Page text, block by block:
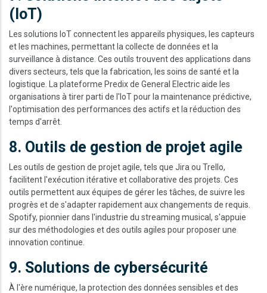
(IoT)
Les solutions IoT connectent les appareils physiques, les capteurs
et les machines, permettant la collecte de données et la
surveillance à distance. Ces outils trouvent des applications dans
divers secteurs, tels que la fabrication, les soins de santé et la
logistique. La plateforme Predix de General Electric aide les
organisations à tirer parti de l'IoT pour la maintenance prédictive,
l'optimisation des performances des actifs et la réduction des
temps d'arrêt.
8. Outils de gestion de projet agile
Les outils de gestion de projet agile, tels que Jira ou Trello,
facilitent l'exécution itérative et collaborative des projets. Ces
outils permettent aux équipes de gérer les tâches, de suivre les
progrès et de s'adapter rapidement aux changements de requis.
Spotify, pionnier dans l'industrie du streaming musical, s'appuie
sur des méthodologies et des outils agiles pour proposer une
innovation continue.
9. Solutions de cybersécurité
À l'ère numérique, la protection des données sensibles et des